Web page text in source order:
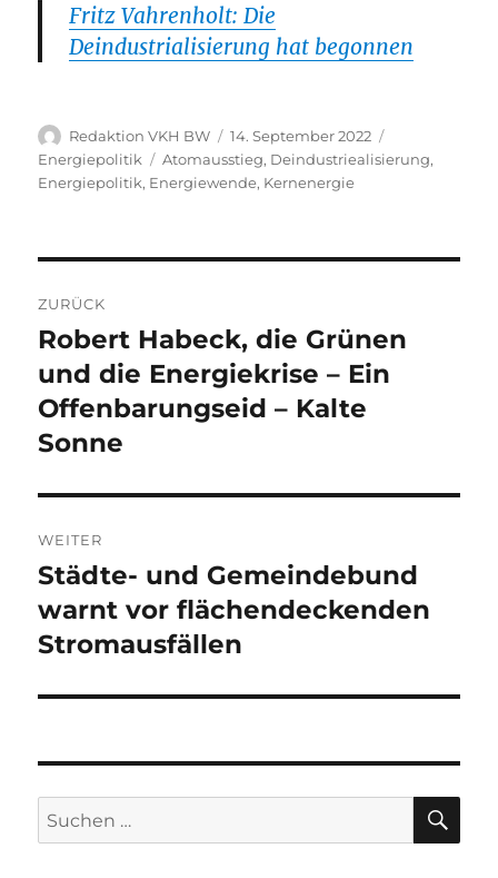
Fritz Vahrenholt: Die
Deindustrialisierung hat begonnen
Autor
Redaktion VKH BW
Veröffentlicht
am
14. September 2022
Energiepolitik
Schlagwörter
Atomausstieg, Deindustriealisierung,
Energiepolitik, Energiewende, Kernenergie
ZURÜCK
Vorheriger
Beitrag:
Robert Habeck, die Grünen
und die Energiekrise – Ein
Offenbarungseid – Kalte
Sonne
WEITER
Nächster
Beitrag:
Städte- und Gemeindebund
warnt vor flächendeckenden
Stromausfällen
Suche
nach: